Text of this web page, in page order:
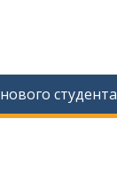
нового студента